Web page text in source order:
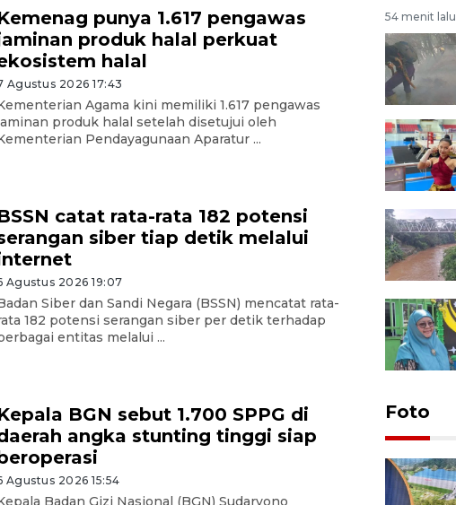
punya 1.617 pengawas
produk halal perkuat
halal
Agustus 2026 17:43
Agama kini memiliki 1.617 pengawas
produk halal setelah disetujui oleh
Pendayagunaan Aparatur ...
catat rata-rata 182 potensi
siber tiap detik melalui
Agustus 2026 19:07
Siber dan Sandi Negara (BSSN) mencatat rata-
182 potensi serangan siber per detik terhadap
entitas melalui ...
BGN sebut 1.700 SPPG di
angka stunting tinggi siap
Agustus 2026 15:54
54 menit lalu
Foto